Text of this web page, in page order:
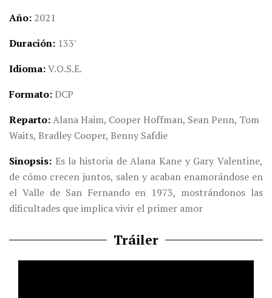
Año 2021
Duración 133′
Idioma V.O.S.E.
Formato DCP
Reparto Alana Haim, Cooper Hoffman, Sean Penn, Tom
Waits, Bradley Cooper, Benny Safdie
Sinopsis Es la historia de Alana Kane y Gary Valentine,
de cómo crecen juntos, salen y acaban enamorándose en
el Valle de San Fernando en 1973, mostrándonos las
dificultades que implica vivir el primer amor
Tráiler